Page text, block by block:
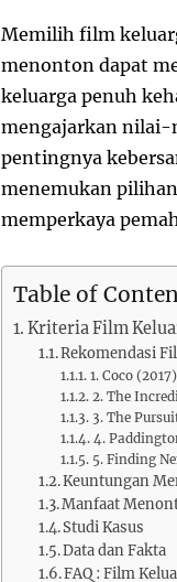
Memilih film
menonton dapat
keluarga penuh
mengajarkan nilai-
pentingnya
menemukan
memperkaya
Table of
Kriteria Film
Rekomendasi
1. Coco (2017)
2. The
3. The
4.
5. Finding
Keuntungan
Manfaat
Studi Kasus
Data dan Fakta
FAQ : Film